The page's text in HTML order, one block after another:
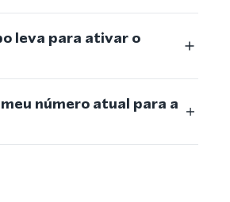
leva para ativar o
número atual para a